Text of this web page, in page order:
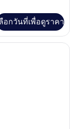
อกวันที่เพื่อดูราคา
ทวิน (village) | Wi-Fi ฟ